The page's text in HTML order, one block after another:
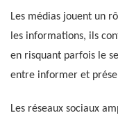
Les médias jouent un
les informations, ils
en risquant parfois le
entre informer et
Les réseaux sociaux